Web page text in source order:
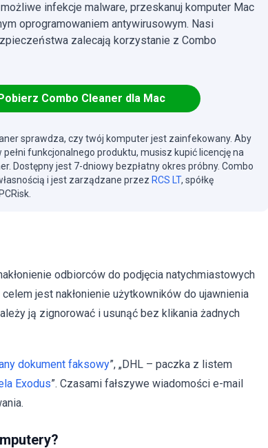
infekcje malware, przeskanuj komputer Mac
oprogramowaniem antywirusowym. Nasi
zalecają korzystanie z Combo
Combo Cleaner dla Mac
sprawdza, czy twój komputer jest zainfekowany. Aby
pełni funkcjonalnego produktu, musisz kupić licencję na
Dostępny jest 7-dniowy bezpłatny okres próbny. Combo
i jest zarządzane przez RCS LT, spółkę
odbiorców do podjęcia natychmiastowych
jest nakłonienie użytkowników do ujawnienia
ją zignorować i usunąć bez klikania żadnych
dokument faksowy”, „DHL – paczka z listem
Exodus”. Czasami fałszywe wiadomości e-mail